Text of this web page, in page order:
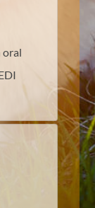
oral